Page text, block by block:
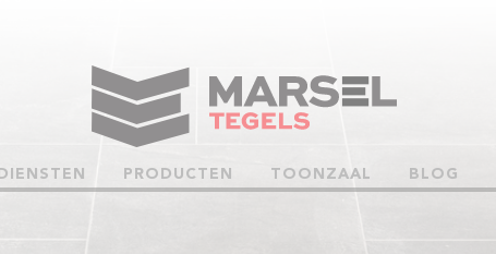
PRODUCTEN TOONZAAL BLOG